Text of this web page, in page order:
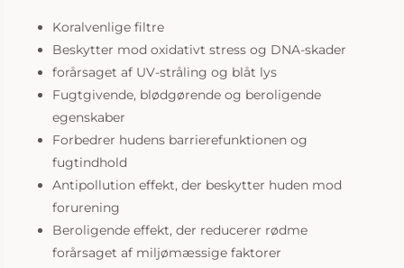
Koralvenlige filtre
Beskytter mod oxidativt stress og DNA-skader
forårsaget af UV-stråling og blåt lys
Fugtgivende, blødgørende og beroligende
egenskaber
Forbedrer hudens barrierefunktionen og
fugtindhold
Antipollution effekt, der beskytter huden mod
forurening
Beroligende effekt, der reducerer rødme
forårsaget af miljømæssige faktorer